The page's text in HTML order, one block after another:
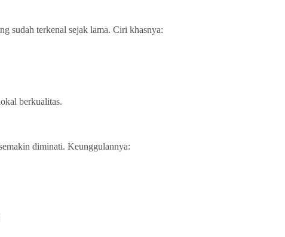
sudah terkenal sejak lama. Ciri khasnya:
berkualitas.
diminati. Keunggulannya: